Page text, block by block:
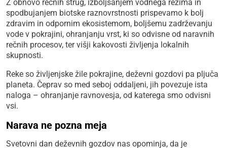
Z obnovo rečnih strug, izboljšanjem vodnega režima in
spodbujanjem biotske raznovrstnosti prispevamo k bolj
zdravim in odpornim ekosistemom, boljšemu zadrževanju
vode v pokrajini, ohranjanju vrst, ki so odvisne od naravnih
rečnih procesov, ter višji kakovosti življenja lokalnih
skupnosti.
Reke so življenjske žile pokrajine, deževni gozdovi pa pljuča
planeta. Čeprav so med seboj oddaljeni, jih povezuje ista
naloga – ohranjanje ravnovesja, od katerega smo odvisni
vsi.
Narava ne pozna meja
Svetovni dan deževnih gozdov nas opominja, da je